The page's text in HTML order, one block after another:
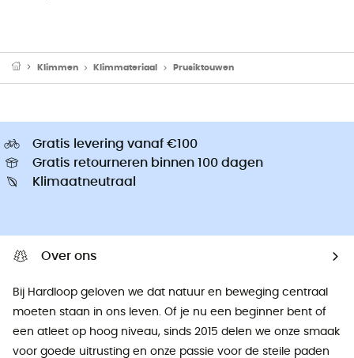
Klimmen Klimmateriaal Prusiktouwen
Gratis levering vanaf €100
Gratis retourneren binnen 100 dagen
Klimaatneutraal
Over ons
Bij Hardloop geloven we dat natuur en beweging centraal
moeten staan ​​in ons leven. Of je nu een beginner bent of
een atleet op hoog niveau, sinds 2015 delen we onze smaak
voor goede uitrusting en onze passie voor de steile paden